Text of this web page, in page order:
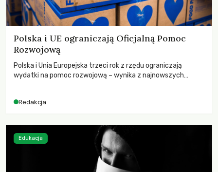
Polska i UE ograniczają Oficjalną Pomoc
Rozwojową
Polska i Unia Europejska trzeci rok z rzędu ograniczają
wydatki na pomoc rozwojową – wynika z najnowszych
odnotowano największe tąpnięcie ODA w historii. Jakie będą
kryzysami i ubóstwem?
Redakcja
Edukacja